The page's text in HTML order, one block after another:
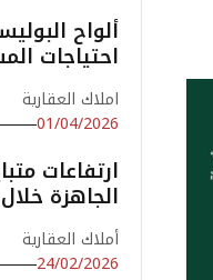
ألواح
احتياجات
املاك العقارية
01/04/2026
ارتفاعات
الجاهزة
أملاك العقارية
24/02/2026